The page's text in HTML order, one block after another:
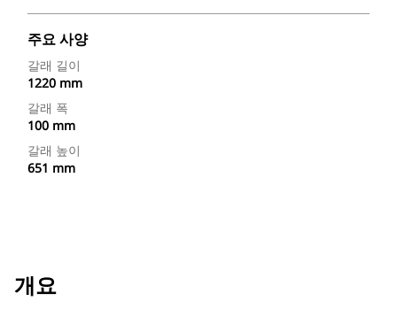
주요 사양
갈래 길이
1220 mm
갈래 폭
100 mm
갈래 높이
651 mm
개요